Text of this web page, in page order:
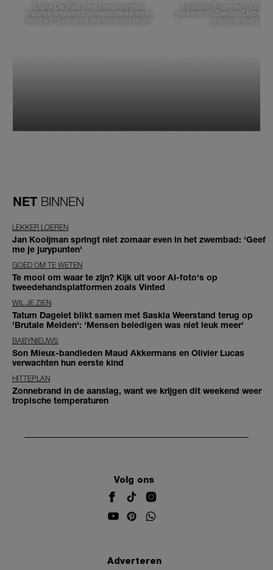
Elske DeWall over Leeuwarden,
muziek en haar favoriete plekken in
de stad: 'Een stad die voelt als thuis'
Isabelle Boer deelt haar
plekken in Zwolle: 'Deze
graag verborgen'
NET BINNEN
LEKKER LOEREN
Jan Kooijman springt niet zomaar even in het zwembad: 'Geef
me je jurypunten'
GOED OM TE WETEN
Te mooi om waar te zijn? Kijk uit voor AI-foto's op
tweedehandsplatformen zoals Vinted
WIL JE ZIEN
Tatum Dagelet blikt samen met Saskia Weerstand terug op
'Brutale Meiden': 'Mensen beledigen was niet leuk meer'
BABYNIEUWS
Son Mieux-bandleden Maud Akkermans en Olivier Lucas
verwachten hun eerste kind
HITTEPLAN
Zonnebrand in de aanslag, want we krijgen dit weekend weer
tropische temperaturen
Volg ons
Adverteren